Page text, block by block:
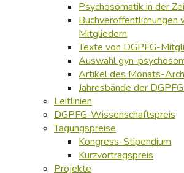
Psychosomatik in der
Buchveröffentlichungen
Mitgliedern
Texte von DGPFG-
Auswahl gyn-
Artikel des Monats-
Jahresbände der
Leitlinien
DGPFG-Wissenschaftspreis
Tagungspreise
Kongress-Stipendium
Kurzvortragspreis
Projekte